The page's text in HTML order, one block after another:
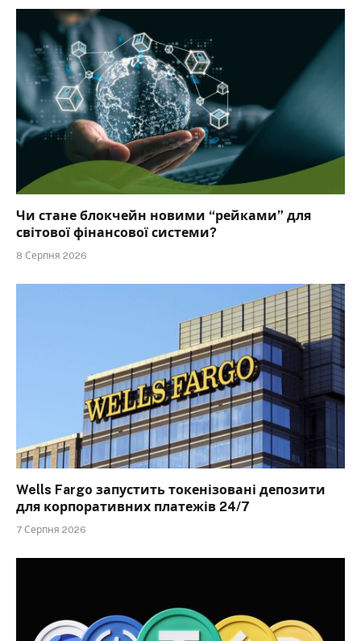
Чи стане блокчейн новими “рейками” для
світової фінансової системи?
8 Серпня 2026
Wells Fargo запустить токенізовані депозити
для корпоративних платежів 24/7
7 Серпня 2026